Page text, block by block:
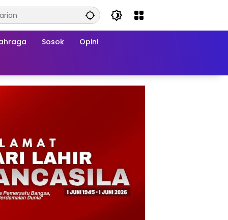
Sosok Opini